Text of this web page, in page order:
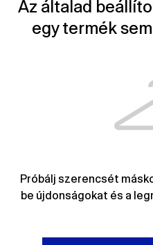
Az általad
egy termék
Próbálj szerencsét
be újdonságokat és a